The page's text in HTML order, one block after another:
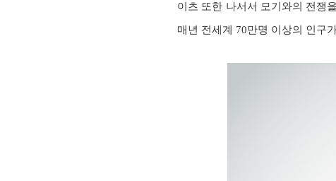
이츠 또한 나서서 모기와의 전쟁
매년 전세계 70만명 이상의 인구